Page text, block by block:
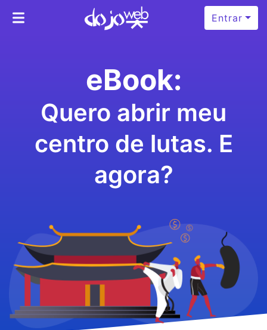
Entrar
eBook:
Quero abrir meu
centro de lutas. E
agora?